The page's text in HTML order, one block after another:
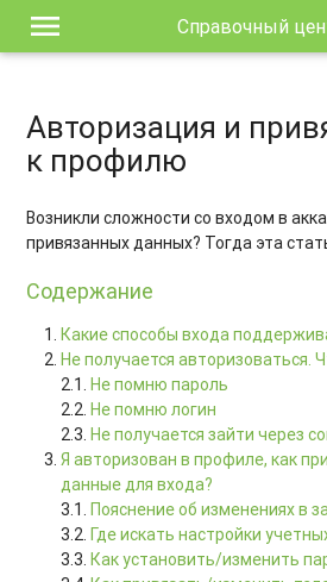
menu Справочный
Авторизация и
к профилю
Возникли сложности со входом в
привязанных данных? Тогда эта
Содержание
Какие способы входа
Не получается авторизоваться.
2.1.Не помню пароль
2.2.Не помню логин
2.3.Не получается зайти через
Я авторизован в профиле, как
данные для входа?
3.1.Пояснение об изменениях в
3.2.Где искать настройки
3.3.Как установить/изменить